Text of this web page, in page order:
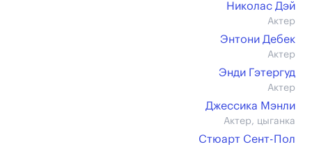
Николас Дэй
Актер
Энтони Дебек
Актер
Энди Гэтергуд
Актер
Джессика Мэнли
Актер, цыганка
Стюарт Сент-Пол